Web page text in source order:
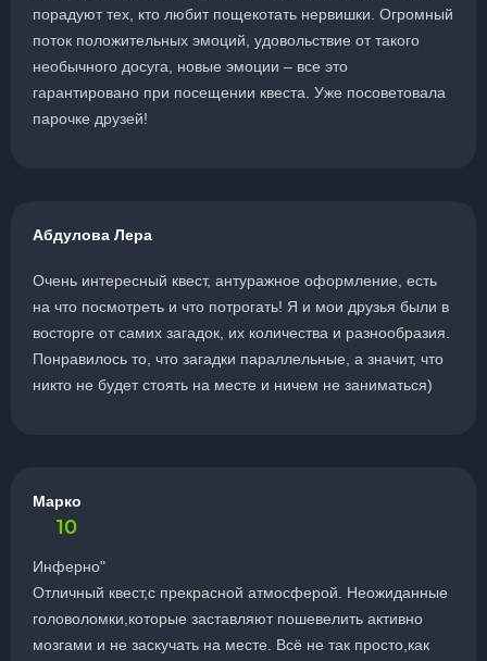
порадуют тех, кто любит пощекотать нервишки. Огромный
поток положительных эмоций, удовольствие от такого
необычного досуга, новые эмоции – все это
гарантировано при посещении квеста. Уже посоветовала
парочке друзей!
Абдулова Лера
Очень интересный квест, антуражное оформление, есть
на что посмотреть и что потрогать! Я и мои друзья были в
восторге от самих загадок, их количества и разнообразия.
Понравилось то, что загадки параллельные, а значит, что
никто не будет стоять на месте и ничем не заниматься)
Марко
10
Инферно"
Отличный квест,с прекрасной атмосферой. Неожиданные
головоломки,которые заставляют пошевелить активно
мозгами и не заскучать на месте. Всё не так просто,как